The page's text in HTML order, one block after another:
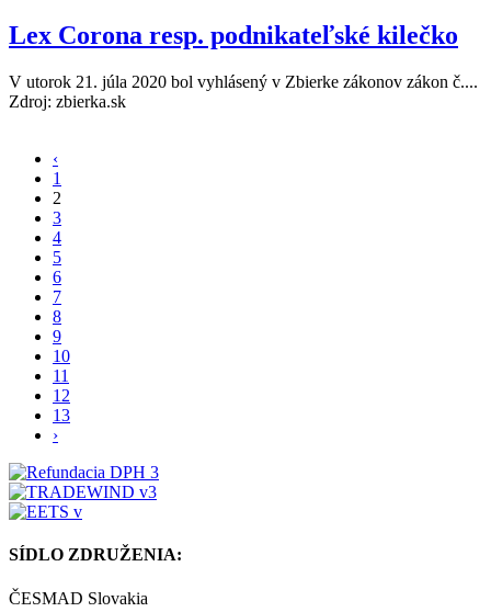
Lex Corona resp. podnikateľské kilečko
V utorok 21. júla 2020 bol vyhlásený v Zbierke zákonov zákon č....
Zdroj: zbierka.sk
‹
1
2
3
4
5
6
7
8
9
10
11
12
13
›
SÍDLO ZDRUŽENIA:
ČESMAD Slovakia